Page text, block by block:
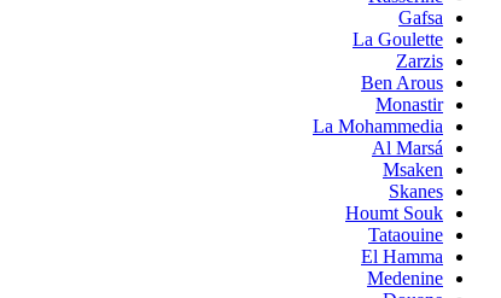
Gafsa
La Goulette
Zarzis
Ben Arous
Monastir
La Mohammedia
Al Marsá
Msaken
Skanes
Houmt Souk
Tataouine
El Hamma
Medenine